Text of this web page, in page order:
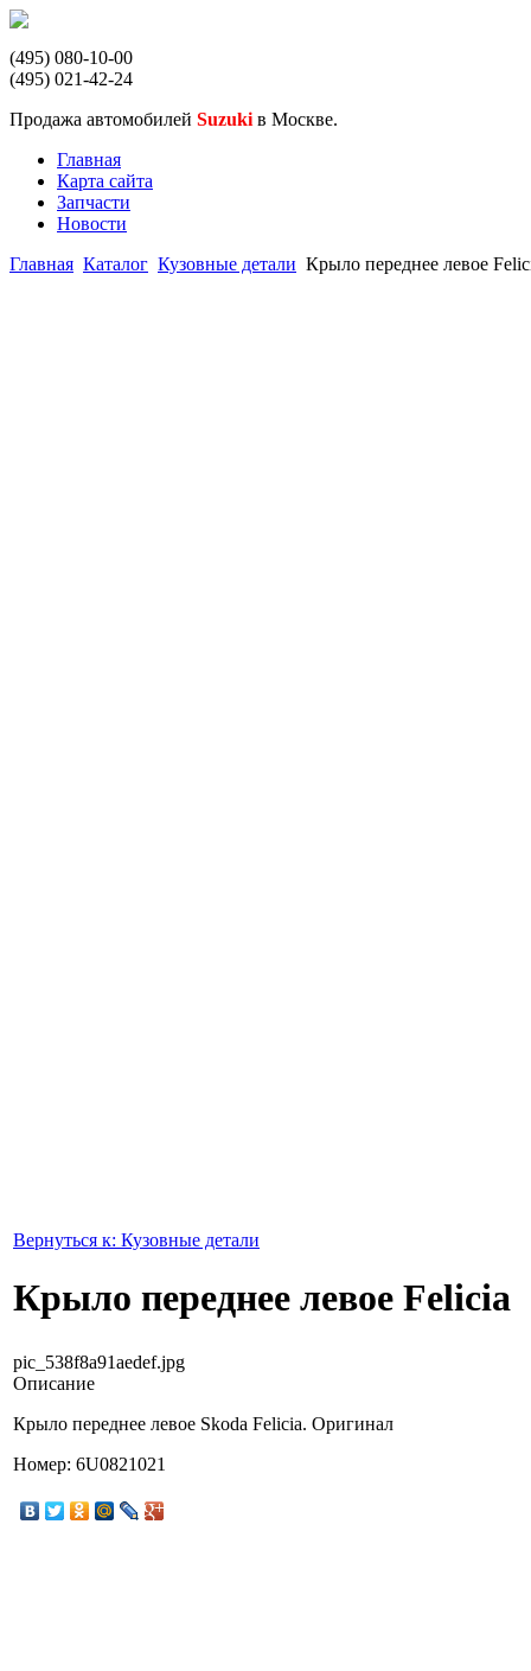
(495) 080-10-00
(495) 021-42-24
Продажа автомобилей Suzuki в Москве.
Главная
Карта сайта
Запчасти
Новости
Главная Каталог Кузовные детали Крыло переднее левое
Вернуться к: Кузовные детали
Крыло переднее левое Felicia
pic_538f8a91aedef.jpg
Описание
Крыло переднее левое Skoda Felicia. Оригинал
Номер: 6U0821021